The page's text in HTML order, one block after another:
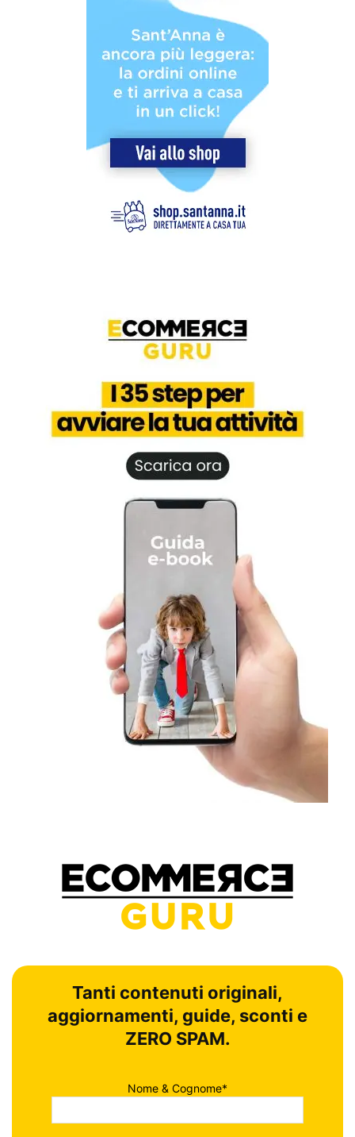
Tanti contenuti originali,
aggiornamenti, guide, sconti e
ZERO SPAM.
Nome & Cognome*